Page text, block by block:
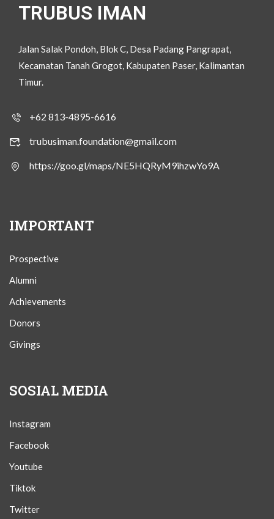
TRUBUS IMAN
Jalan Salak Pondoh, Blok C, Desa Padang Pangrapat,
Kecamatan Tanah Grogot, Kabupaten Paser, Kalimantan
Timur.
+62 813-4895-6616
trubusiman.foundation@gmail.com
https://goo.gl/maps/NE5HQRyM9ihzwYo9A
IMPORTANT
Prospective
Alumni
Achievements
Donors
Givings
SOSIAL MEDIA
Instagram
Facebook
Youtube
Tiktok
Twitter